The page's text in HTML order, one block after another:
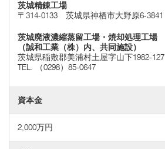
茨城精錬工場
〒314-0133 茨城県神栖市大野原6-3841
茨城廃液濃縮蒸留工場・焼却処理工場
（誠和工業（株）内、共同施設）
茨城県稲敷郡美浦村土屋字山下1982-127
TEL. （0298）85-0647
資本金
2,000万円